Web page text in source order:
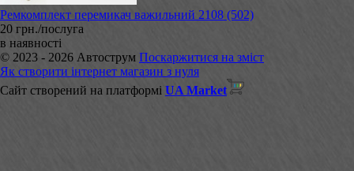
Ремкомплект перемикач важильний 2108 (502)
20 грн./послуга
в наявності
© 2023 - 2026 Автострум Поскаржитися на зміст
Як створити інтернет магазин з нуля
Сайт створений на платформі UA Market